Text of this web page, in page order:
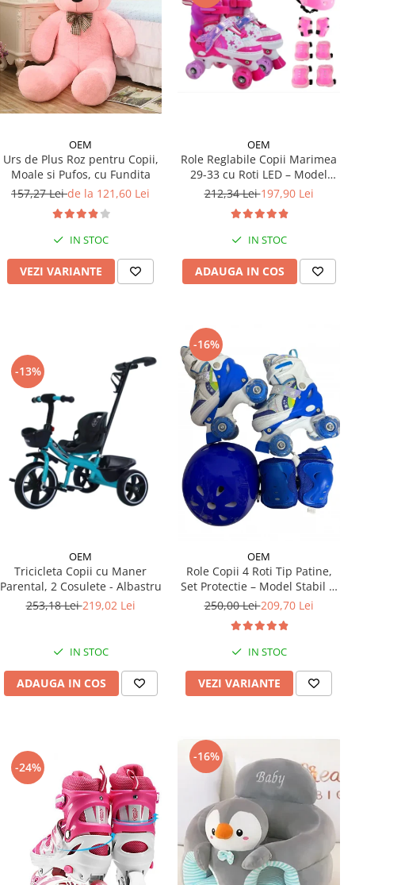
OEM
Urs de Plus Roz pentru Copii,
Moale si Pufos, cu Fundita
157,27 Leide la 121,60 Lei
IN STOC
VEZI VARIANTE
OEM
Role Reglabile Copii Marimea
29-33 cu Roti LED – Model
Sirena, SET PROTECTIE INCLUS
212,34 Lei197,90 Lei
IN STOC
ADAUGA IN COS
-13%
OEM
Tricicleta Copii cu Maner
Parental, 2 Cosulete - Albastru
253,18 Lei219,02 Lei
IN STOC
ADAUGA IN COS
-16%
OEM
Role Copii 4 Roti Tip Patine,
Set Protectie – Model Stabil si
Reglabil - Albastru
250,00 Lei209,70 Lei
IN STOC
VEZI VARIANTE
-24%
-16%